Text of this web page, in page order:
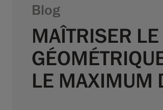
Blog
MAÎTRISER
LE MAXIMUM